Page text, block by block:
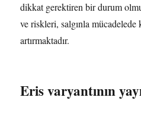
dikkat gerektiren bir durum
ve riskleri, salgınla mücadelede
artırmaktadır.
Eris varyantının